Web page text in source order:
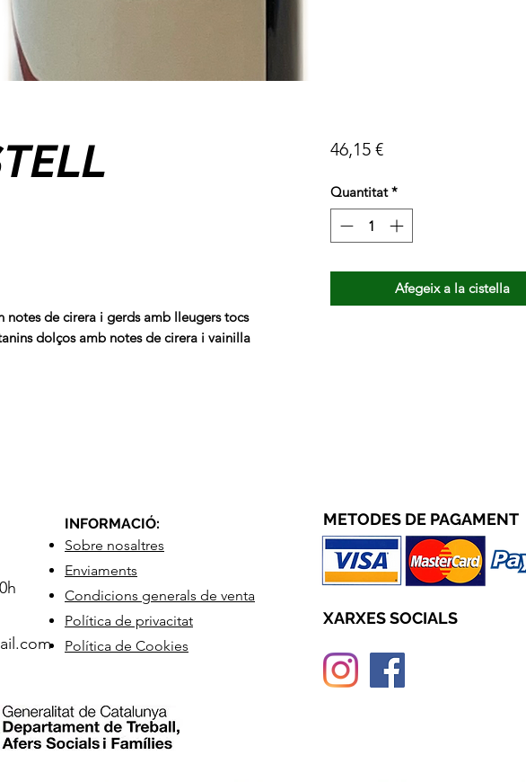
de cirera i gerds amb lleugers tocs
dolços amb notes de cirera i vainilla
46,15 €Price
Quantitat *
Afegeix a la cistella
INFORMACIÓ:
Sobre nosaltres
Enviaments
Condicions generals de venta
Política de privacitat
Política de Cookies
METODES DE PAGAMENT
XARXES SOCIALS